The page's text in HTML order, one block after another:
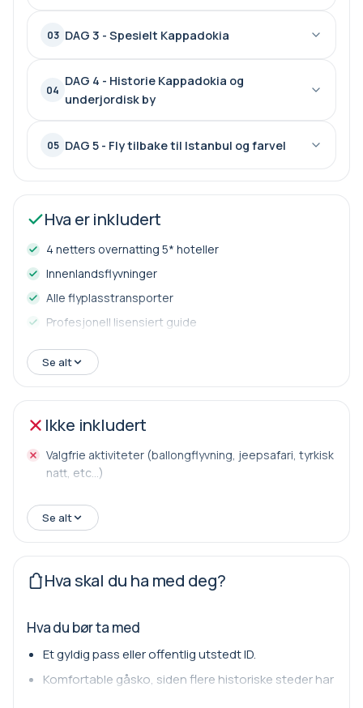
03 DAG 3 - Spesielt Kappadokia
04
DAG 4 - Historie Kappadokia og
underjordisk by
05 DAG 5 - Fly tilbake til Istanbul og farvel
Hva er inkludert
4 netters overnatting 5* hoteller
Innenlandsflyvninger
Alle flyplasstransporter
Profesjonell lisensiert guide
Innganger til museet
Privat kjøretøy kun for deg
Forfriskninger i bilen
Se alt
Ikke inkludert
Valgfrie aktiviteter (ballongflyvning, jeepsafari, tyrkisk
natt, etc...)
Se alt
Hva skal du ha med deg?
Hva du bør ta med
Et gyldig pass eller offentlig utstedt ID.
Komfortable gåsko, siden flere historiske steder har